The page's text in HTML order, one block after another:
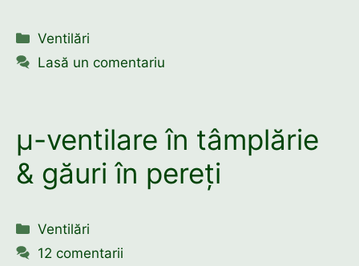
Categorii
Ventilări
Lasă un comentariu
μ-ventilare în tâmplărie
& găuri în pereți
Categorii
Ventilări
12 comentarii